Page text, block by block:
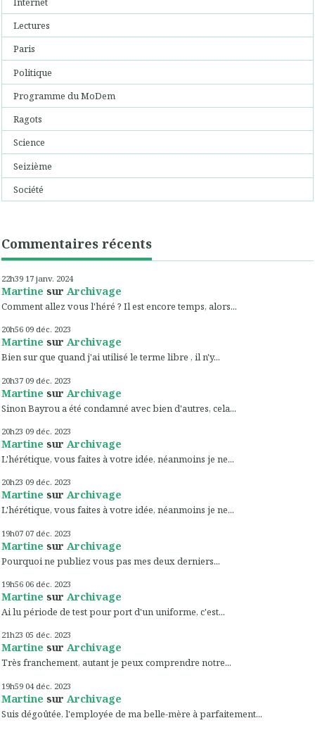
Lectures
Paris
Politique
Programme du MoDem
Ragots
Science
Seizième
Société
Commentaires récents
22h39 17 janv. 2024
Martine sur Archivage
Comment allez vous l'héré ? Il est encore temps, alors...
20h56 09 déc. 2023
Martine sur Archivage
Bien sur que quand j'ai utilisé le terme libre , il n'y...
20h37 09 déc. 2023
Martine sur Archivage
Sinon Bayrou a été condamné avec bien d'autres, cela...
20h23 09 déc. 2023
Martine sur Archivage
L'hérétique, vous faites à votre idée, néanmoins je ne...
20h23 09 déc. 2023
Martine sur Archivage
L'hérétique, vous faites à votre idée, néanmoins je ne...
19h07 07 déc. 2023
Martine sur Archivage
Pourquoi ne publiez vous pas mes deux derniers...
19h56 06 déc. 2023
Martine sur Archivage
Ai lu période de test pour port d'un uniforme, c'est...
21h23 05 déc. 2023
Martine sur Archivage
Très franchement, autant je peux comprendre notre...
19h59 04 déc. 2023
Martine sur Archivage
Suis dégoûtée, l'employée de ma belle-mère à parfaitement...